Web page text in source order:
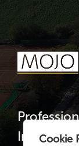
Cookie